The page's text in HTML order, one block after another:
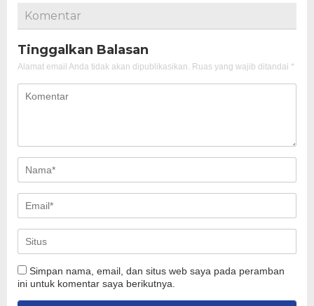
Komentar
Tinggalkan Balasan
Alamat email Anda tidak akan dipublikasikan. Ruas yang wajib ditandai *
Simpan nama, email, dan situs web saya pada peramban
ini untuk komentar saya berikutnya.